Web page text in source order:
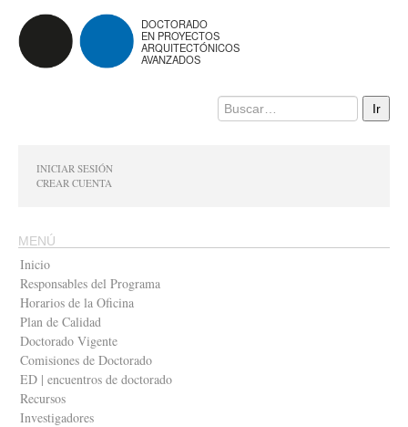
DOCTORADO
EN PROYECTOS
ARQUITECTÓNICOS
AVANZADOS
INICIAR SESIÓN
CREAR CUENTA
MENÚ
Inicio
Responsables del Programa
Horarios de la Oficina
Plan de Calidad
Doctorado Vigente
Comisiones de Doctorado
ED | encuentros de doctorado
Recursos
Investigadores